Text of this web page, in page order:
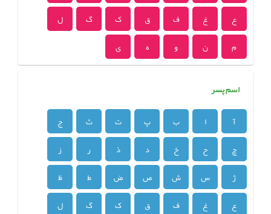
ع
غ ف ق ک گ
ل
م
ن و ه ی
اسم پسر
آ ا ب پ ت ث
ج
چ
ح خ د ذ ر
ز
ژ
س ش ص ض ط
ظ
ع
غ ف ق ک گ
ل